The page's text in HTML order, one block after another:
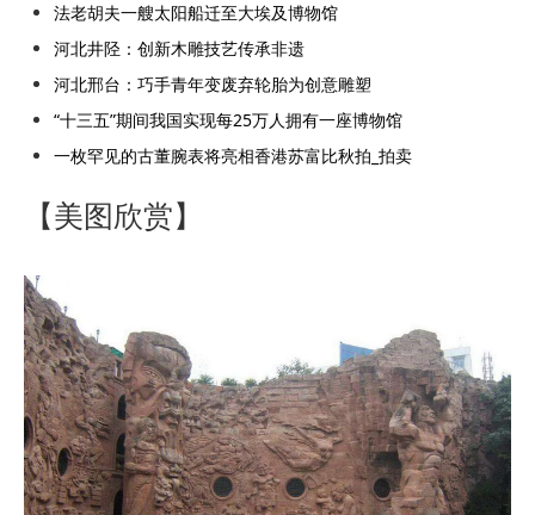
法老胡夫一艘太阳船迁至大埃及博物馆
河北井陉：创新木雕技艺传承非遗
河北邢台：巧手青年变废弃轮胎为创意雕塑
“十三五”期间我国实现每25万人拥有一座博物馆
一枚罕见的古董腕表将亮相香港苏富比秋拍_拍卖
【美图欣赏】